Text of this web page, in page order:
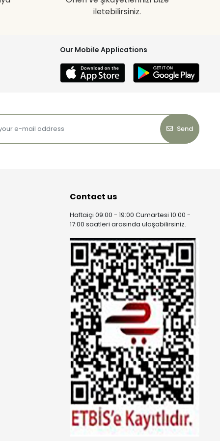
iletebilirsiniz.
Our Mobile Applications
Send
Contact us
Haftaiçi 09:00 - 19:00 Cumartesi 10:00 -
17:00 saatleri arasında ulaşabilirsiniz.